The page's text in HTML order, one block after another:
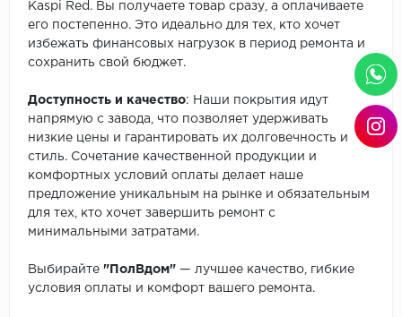
Kaspi Red. Вы получаете товар сразу, а оплачиваете
его постепенно. Это идеально для тех, кто хочет
избежать финансовых нагрузок в период ремонта и
сохранить свой бюджет.
Доступность и качество: Наши покрытия идут
напрямую с завода, что позволяет удерживать
низкие цены и гарантировать их долговечность и
стиль. Сочетание качественной продукции и
комфортных условий оплаты делает наше
предложение уникальным на рынке и обязательным
для тех, кто хочет завершить ремонт с
минимальными затратами.
Выбирайте "ПолВдом" — лучшее качество, гибкие
условия оплаты и комфорт вашего ремонта.